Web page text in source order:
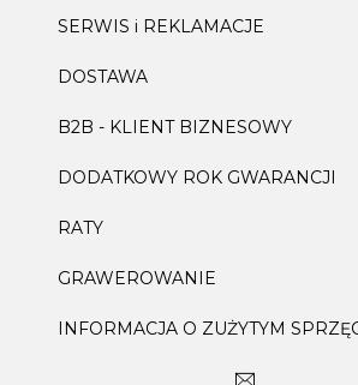
SERWIS i REKLAMACJE
DOSTAWA
B2B - KLIENT BIZNESOWY
DODATKOWY ROK GWARANCJI
RATY
GRAWEROWANIE
INFORMACJA O ZUŻYTYM